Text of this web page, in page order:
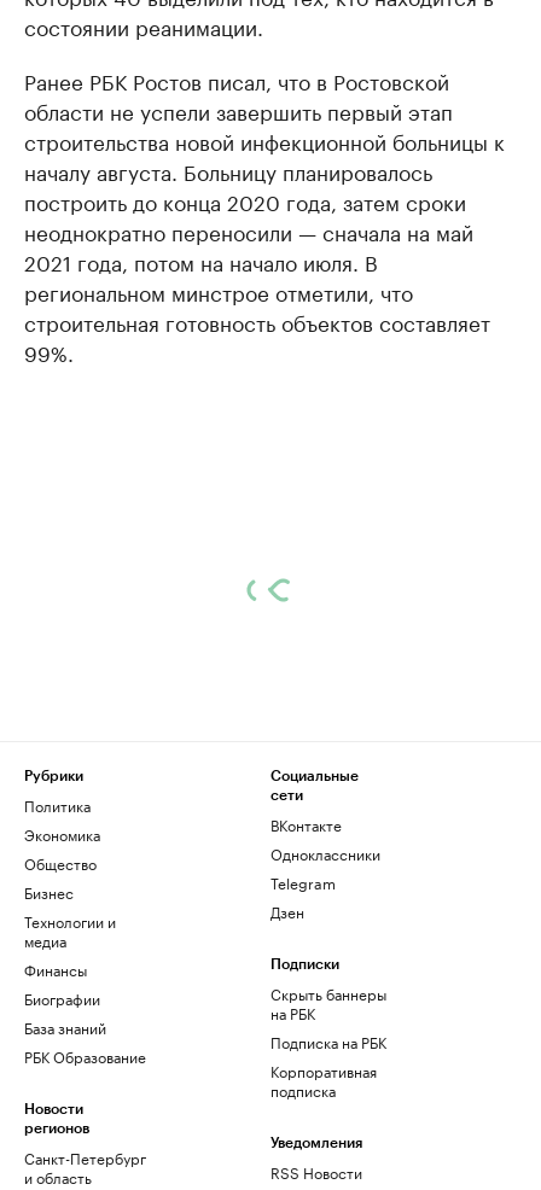
состоянии реанимации.
Ранее РБК Ростов писал, что в Ростовской
области не успели завершить первый этап
строительства новой инфекционной больницы к
началу августа. Больницу планировалось
построить до конца 2020 года, затем сроки
неоднократно переносили — сначала на май
2021 года, потом на начало июля. В
региональном минстрое отметили, что
строительная готовность объектов составляет
99%.
Рубрики
Политика
Экономика
Общество
Бизнес
Технологии и
медиа
Финансы
Биографии
База знаний
РБК Образование
Новости
регионов
Санкт-Петербург
и область
Социальные
сети
ВКонтакте
Одноклассники
Telegram
Дзен
Подписки
Скрыть баннеры
на РБК
Подписка на РБК
Корпоративная
подписка
Уведомления
RSS Новости